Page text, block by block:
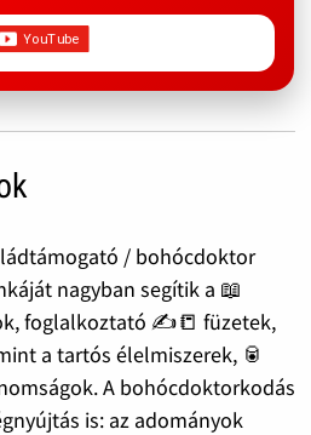
/ bohócdoktor
nagyban segítik a 📖
foglalkoztató ✍️📒 füzetek,
a tartós élelmiszerek, 🥫
A bohócdoktorkodás
is: az adományok